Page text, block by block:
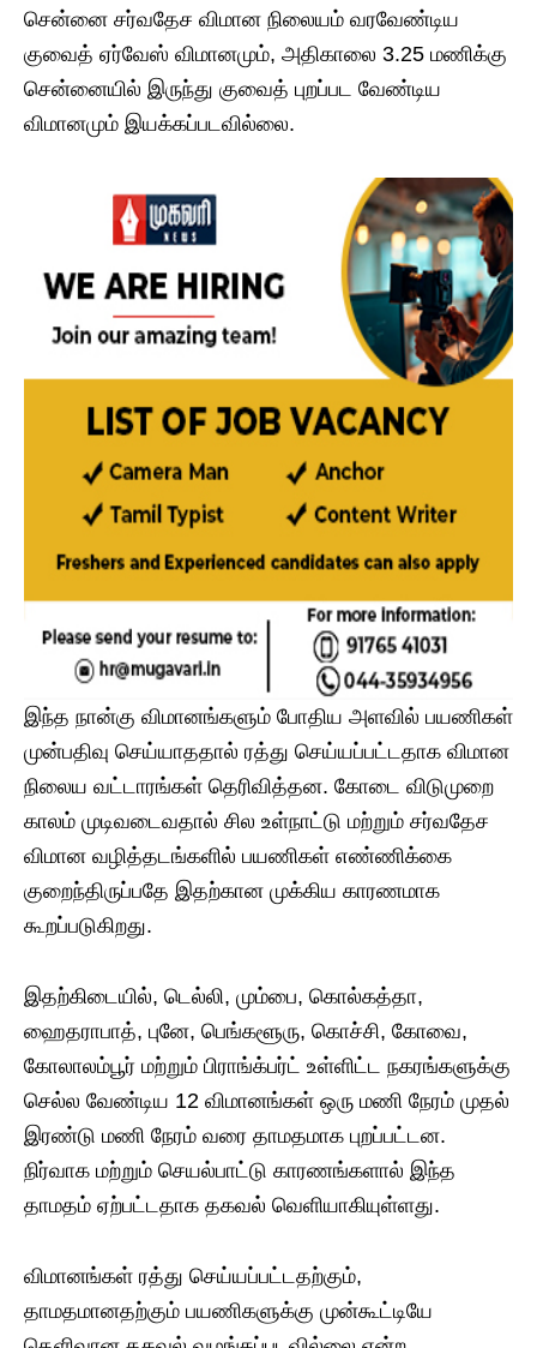
சென்னை சர்வதேச விமான நிலையம் வரவேண்டிய
குவைத் ஏர்வேஸ் விமானமும், அதிகாலை 3.25 மணிக்கு
சென்னையில் இருந்து குவைத் புறப்பட வேண்டிய
விமானமும் இயக்கப்படவில்லை.
இந்த நான்கு விமானங்களும் போதிய அளவில் பயணிகள்
முன்பதிவு செய்யாததால் ரத்து செய்யப்பட்டதாக விமான
நிலைய வட்டாரங்கள் தெரிவித்தன. கோடை விடுமுறை
காலம் முடிவடைவதால் சில உள்நாட்டு மற்றும் சர்வதேச
விமான வழித்தடங்களில் பயணிகள் எண்ணிக்கை
குறைந்திருப்பதே இதற்கான முக்கிய காரணமாக
கூறப்படுகிறது.
இதற்கிடையில், டெல்லி, மும்பை, கொல்கத்தா,
ஹைதராபாத், புனே, பெங்களூரு, கொச்சி, கோவை,
கோலாலம்பூர் மற்றும் பிராங்க்பர்ட் உள்ளிட்ட நகரங்களுக்கு
செல்ல வேண்டிய 12 விமானங்கள் ஒரு மணி நேரம் முதல்
இரண்டு மணி நேரம் வரை தாமதமாக புறப்பட்டன.
நிர்வாக மற்றும் செயல்பாட்டு காரணங்களால் இந்த
தாமதம் ஏற்பட்டதாக தகவல் வெளியாகியுள்ளது.
விமானங்கள் ரத்து செய்யப்பட்டதற்கும்,
தாமதமானதற்கும் பயணிகளுக்கு முன்கூட்டியே